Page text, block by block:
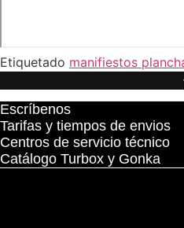
Etiquetado manifiestos
Escríbenos
Tarifas y tiempos de envios
Centros de servicio técnico
Catálogo Turbox y Gonka